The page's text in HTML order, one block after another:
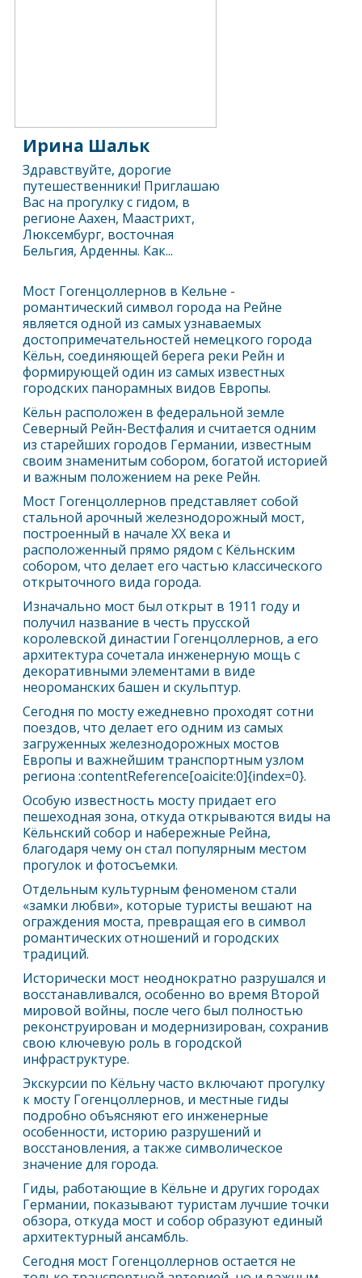
Мост Гогенцоллернов в Кельне -
романтический символ города на Рейне
является одной из самых узнаваемых
достопримечательностей немецкого города
Кёльн, соединяющей берега реки Рейн и
формирующей один из самых известных
городских панорамных видов Европы.
Кёльн расположен в федеральной земле
Северный Рейн-Вестфалия и считается одним
из старейших городов Германии, известным
своим знаменитым собором, богатой историей
и важным положением на реке Рейн.
Мост Гогенцоллернов представляет собой
стальной арочный железнодорожный мост,
построенный в начале XX века и
расположенный прямо рядом с Кёльнским
собором, что делает его частью классического
открыточного вида города.
Изначально мост был открыт в 1911 году и
получил название в честь прусской
королевской династии Гогенцоллернов, а его
архитектура сочетала инженерную мощь с
декоративными элементами в виде
неороманских башен и скульптур.
Сегодня по мосту ежедневно проходят сотни
поездов, что делает его одним из самых
загруженных железнодорожных мостов
Европы и важнейшим транспортным узлом
региона :contentReference[oaicite:0]{index=0}.
Особую известность мосту придает его
пешеходная зона, откуда открываются виды на
Кёльнский собор и набережные Рейна,
благодаря чему он стал популярным местом
прогулок и фотосъемки.
Отдельным культурным феноменом стали
«замки любви», которые туристы вешают на
ограждения моста, превращая его в символ
романтических отношений и городских
традиций.
Исторически мост неоднократно разрушался и
восстанавливался, особенно во время Второй
мировой войны, после чего был полностью
реконструирован и модернизирован, сохранив
свою ключевую роль в городской
инфраструктуре.
Экскурсии по Кёльну часто включают прогулку
к мосту Гогенцоллернов, и местные гиды
подробно объясняют его инженерные
особенности, историю разрушений и
восстановления, а также символическое
значение для города.
Гиды, работающие в Кёльне и других городах
Германии, показывают туристам лучшие точки
обзора, откуда мост и собор образуют единый
архитектурный ансамбль.
Сегодня мост Гогенцоллернов остается не
Ирина Шальк
Здравствуйте, дорогие
путешественники! Приглашаю
Вас на прогулку с гидом, в
регионе Аахен, Маастрихт,
Люксембург, восточная
Бельгия, Арденны. Как...